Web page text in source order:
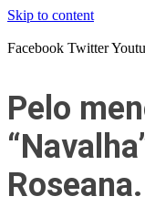
Skip to content
Facebook Twitter
Pelo
Roseana.